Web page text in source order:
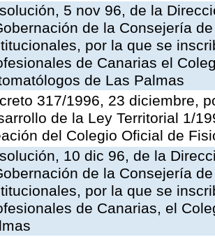
5 nov 96, de la
de la Consejería
por la que se
de Canarias el
de Las Palmas
317/1996, 23 diciembre,
de la Ley Territorial 1/
del Colegio Oficial de
10 dic 96, de la
de la Consejería
por la que se
de Canarias, el